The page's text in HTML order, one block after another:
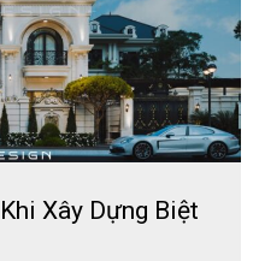
Xây Dựng Biệt